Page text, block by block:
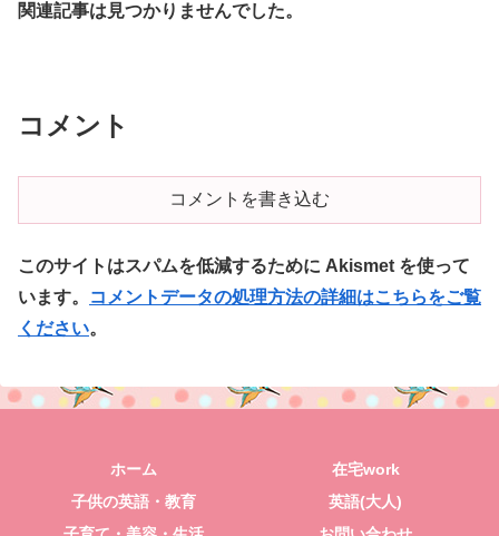
関連記事は見つかりませんでした。
コメント
コメントを書き込む
このサイトはスパムを低減するために Akismet を使って
います。
コメントデータの処理方法の詳細はこちらをご覧
ください。
ホーム
在宅work
子供の英語・教育
英語(大人)